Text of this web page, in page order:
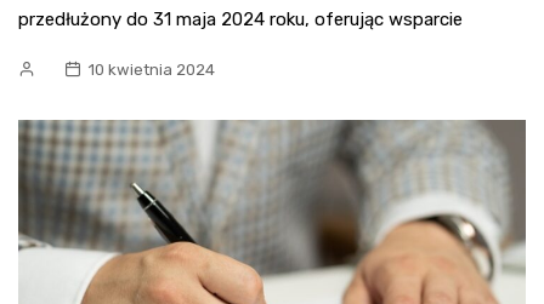
przedłużony do 31 maja 2024 roku, oferując wsparcie
10 kwietnia 2024